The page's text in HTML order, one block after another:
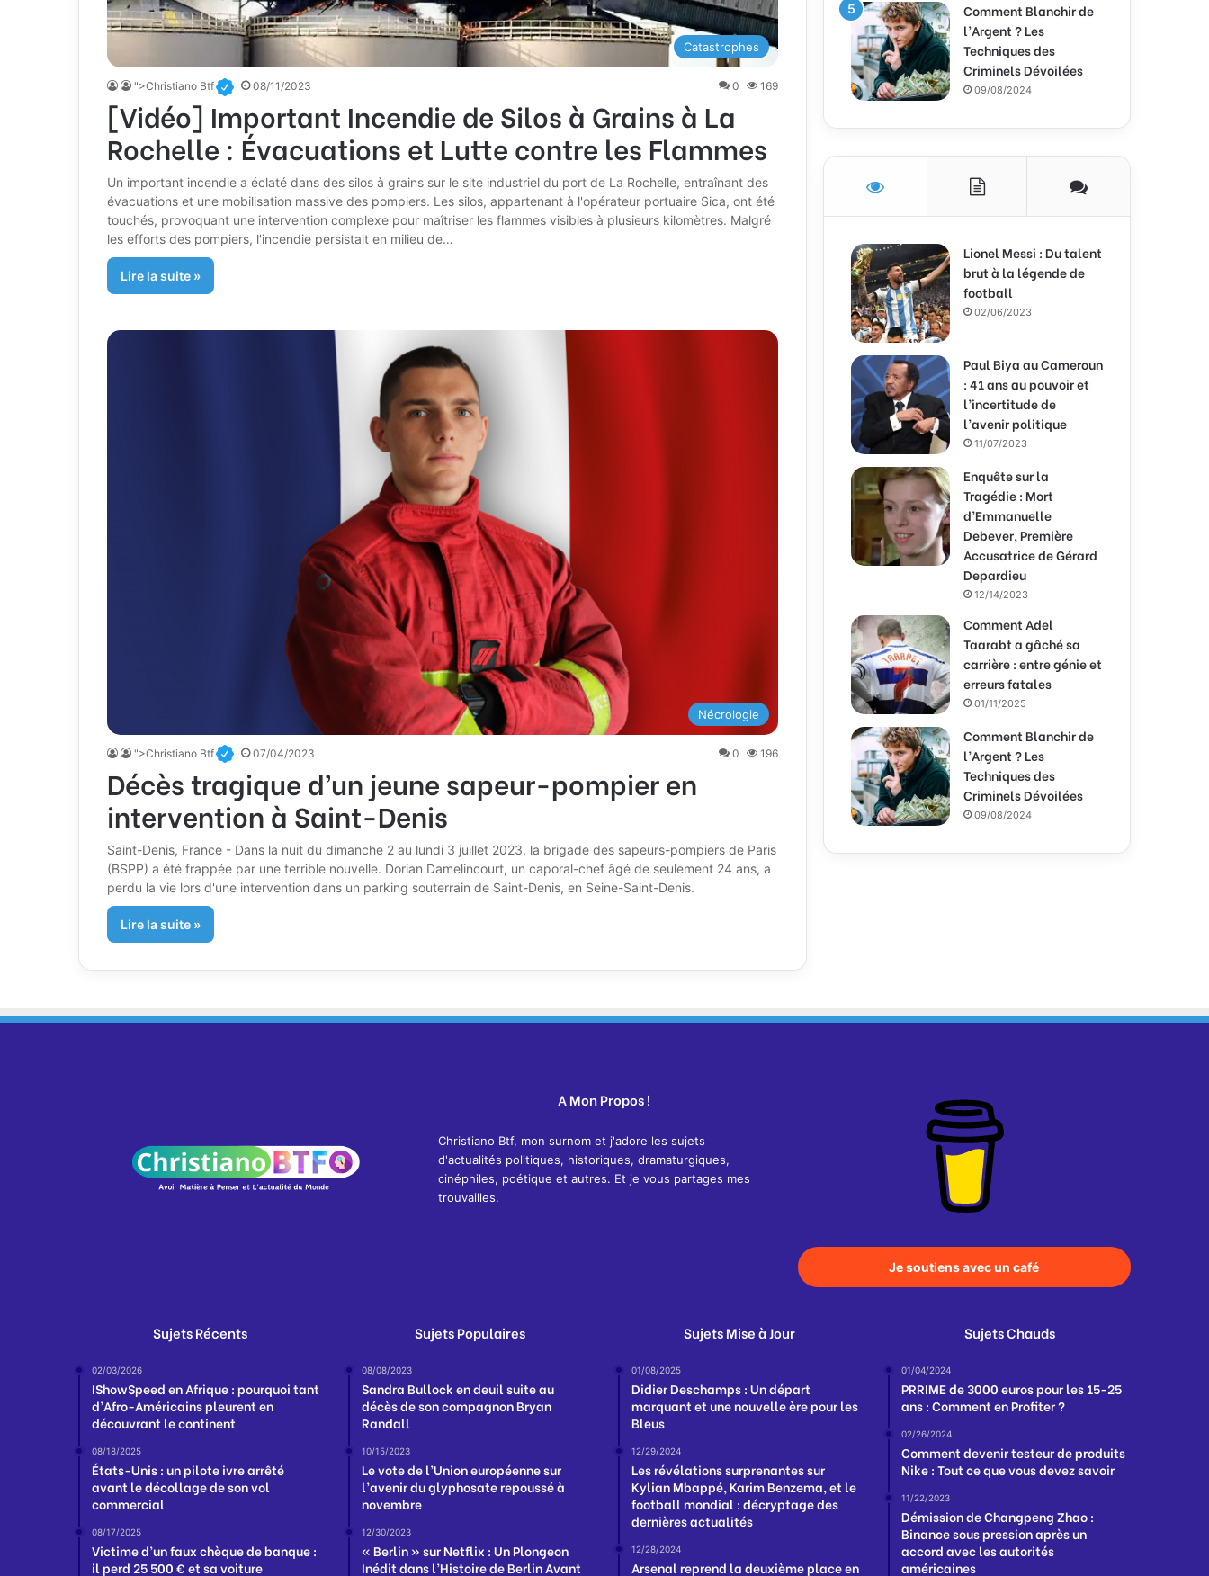
Catastrophes
">Christiano Btf 08/11/2023 0 169
[Vidéo] Important Incendie de Silos à Grains à La
Rochelle : Évacuations et Lutte contre les Flammes
Un important incendie a éclaté dans des silos à grains sur le site industriel du port de La Rochelle, entraînant des
évacuations et une mobilisation massive des pompiers. Les silos, appartenant à l'opérateur portuaire Sica, ont été
touchés, provoquant une intervention complexe pour maîtriser les flammes visibles à plusieurs kilomètres. Malgré
les efforts des pompiers, l'incendie persistait en milieu de…
Lire la suite »
Nécrologie
">Christiano Btf 07/04/2023 0 196
Décès tragique d’un jeune sapeur-pompier en
intervention à Saint-Denis
Saint-Denis, France - Dans la nuit du dimanche 2 au lundi 3 juillet 2023, la brigade des sapeurs-pompiers de Paris
(BSPP) a été frappée par une terrible nouvelle. Dorian Damelincourt, un caporal-chef âgé de seulement 24 ans, a
perdu la vie lors d'une intervention dans un parking souterrain de Saint-Denis, en Seine-Saint-Denis.
Lire la suite »
Comment Blanchir de
l’Argent ? Les
Techniques des
Criminels Dévoilées
09/08/2024
Lionel Messi : Du talent
brut à la légende de
football
02/06/2023
Paul Biya au Cameroun
: 41 ans au pouvoir et
l’incertitude de
l’avenir politique
11/07/2023
Enquête sur la
Tragédie : Mort
d’Emmanuelle
Debever, Première
Accusatrice de Gérard
Depardieu
12/14/2023
Comment Adel
Taarabt a gâché sa
carrière : entre génie et
erreurs fatales
01/11/2025
Comment Blanchir de
l’Argent ? Les
Techniques des
Criminels Dévoilées
09/08/2024
A Mon Propos !
Christiano Btf, mon surnom et j'adore les sujets
d'actualités politiques, historiques, dramaturgiques,
cinéphiles, poétique et autres. Et je vous partages mes
trouvailles.
Je soutiens avec un café
Sujets Récents
02/03/2026
IShowSpeed en Afrique : pourquoi tant
d’Afro-Américains pleurent en
découvrant le continent
08/18/2025
États-Unis : un pilote ivre arrêté
avant le décollage de son vol
commercial
08/17/2025
Victime d’un faux chèque de banque :
il perd 25 500 € et sa voiture
Sujets Populaires
08/08/2023
Sandra Bullock en deuil suite au
décès de son compagnon Bryan
Randall
10/15/2023
Le vote de l’Union européenne sur
l’avenir du glyphosate repoussé à
novembre
12/30/2023
« Berlin » sur Netflix : Un Plongeon
Inédit dans l’Histoire de Berlin Avant
Sujets Mise à Jour
01/08/2025
Didier Deschamps : Un départ
marquant et une nouvelle ère pour les
Bleus
12/29/2024
Les révélations surprenantes sur
Kylian Mbappé, Karim Benzema, et le
football mondial : décryptage des
dernières actualités
12/28/2024
Arsenal reprend la deuxième place en
Sujets Chauds
01/04/2024
PRRIME de 3000 euros pour les 15-25
ans : Comment en Profiter ?
02/26/2024
Comment devenir testeur de produits
Nike : Tout ce que vous devez savoir
11/22/2023
Démission de Changpeng Zhao :
Binance sous pression après un
accord avec les autorités
américaines